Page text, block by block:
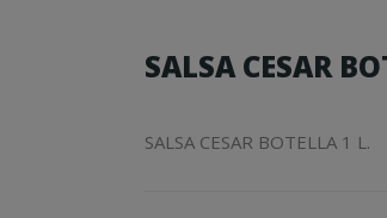
SALSA CESAR
SALSA CESAR BOTELLA 1 L.